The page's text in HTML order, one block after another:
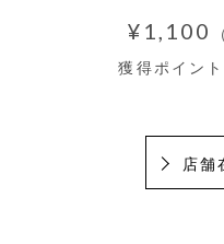
¥1,100
獲得ポイント
店舗